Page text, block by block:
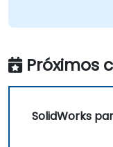
Próximos
SolidWorks